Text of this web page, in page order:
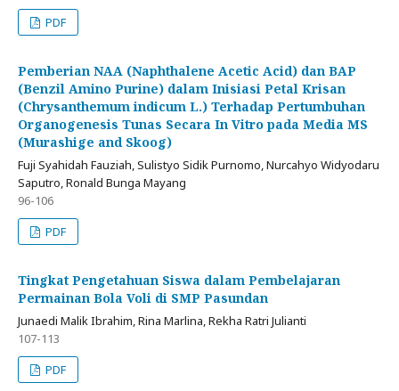
PDF
Pemberian NAA (Naphthalene Acetic Acid) dan BAP
(Benzil Amino Purine) dalam Inisiasi Petal Krisan
(Chrysanthemum indicum L.) Terhadap Pertumbuhan
Organogenesis Tunas Secara In Vitro pada Media MS
(Murashige and Skoog)
Fuji Syahidah Fauziah, Sulistyo Sidik Purnomo, Nurcahyo Widyodaru
Saputro, Ronald Bunga Mayang
96-106
PDF
Tingkat Pengetahuan Siswa dalam Pembelajaran
Permainan Bola Voli di SMP Pasundan
Junaedi Malik Ibrahim, Rina Marlina, Rekha Ratri Julianti
107-113
PDF